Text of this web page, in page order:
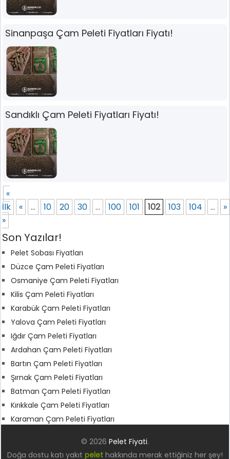
Sinanpaşa Çam Peleti Fiyatları Fiyatı!
Sandıklı Çam Peleti Fiyatları Fiyatı!
«
İlk
« ... 10 20 30 ... 100 101 102 103 104 ...
»
»
Son Yazılar!
Pelet Sobası Fiyatları
Düzce Çam Peleti Fiyatları
Osmaniye Çam Peleti Fiyatları
Kilis Çam Peleti Fiyatları
Karabük Çam Peleti Fiyatları
Yalova Çam Peleti Fiyatları
Iğdır Çam Peleti Fiyatları
Ardahan Çam Peleti Fiyatları
Bartın Çam Peleti Fiyatları
Şırnak Çam Peleti Fiyatları
Batman Çam Peleti Fiyatları
Kırıkkale Çam Peleti Fiyatları
Karaman Çam Peleti Fiyatları
© 2026 Pelet Fiyati.
Doğa dostu katı yakıt pelethakkında merak ettiğiniz her şey!